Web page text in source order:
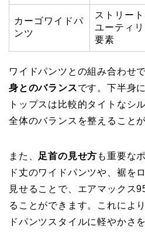
カーゴワイドパ
ンツ
ストリート
ユーティリ
要素
ワイドパンツとの組み合わせ
身とのバランスです。下半身
トップスは比較的タイトなシ
全体のバランスを整えること
また、 足首の見せ方 も重要な
ド丈のワイドパンツや、裾を
見せることで、エアマックス
ることができます。これによ
ドパンツスタイルに軽やかさ